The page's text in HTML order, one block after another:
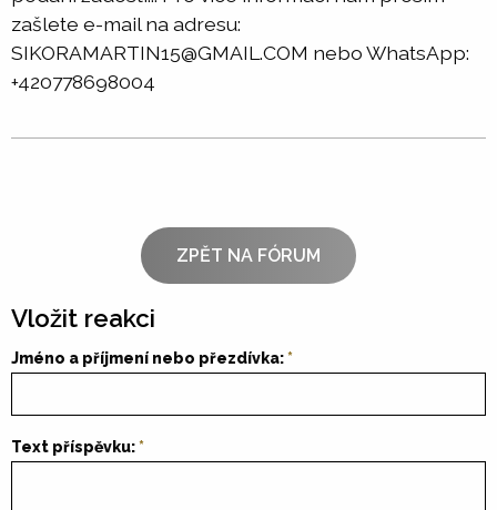
zašlete e-mail na adresu:
SIKORAMARTIN15@GMAIL.COM nebo WhatsApp:
+420778698004
ZPĚT NA FÓRUM
Vložit reakci
Jméno a příjmení nebo přezdívka:
Text příspěvku: